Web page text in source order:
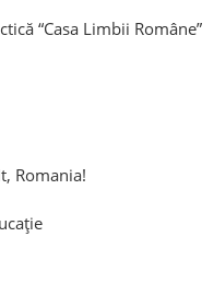
“Casa Limbii Române”
Romania!